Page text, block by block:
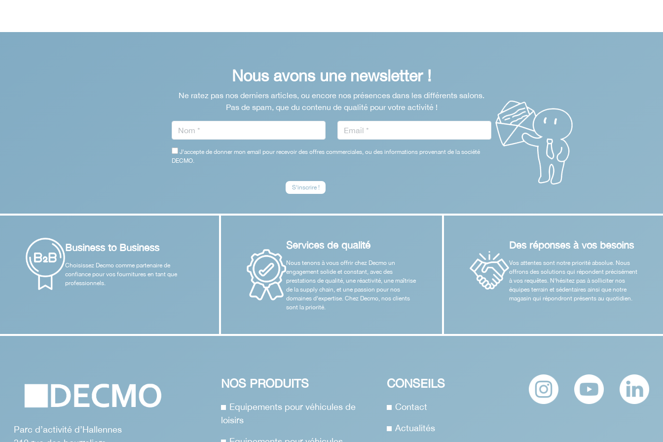
Nous avons une newsletter !
Ne ratez pas nos derniers articles, ou encore nos présences dans les différents salons.
Pas de spam, que du contenu de qualité pour votre activité !
J'accepte de donner mon email pour recevoir des offres commerciales, ou des informations provenant de la société
DECMO.
Business to Business
Choisissez Decmo comme partenaire de
confiance pour vos fournitures en tant que
professionnels.
Services de qualité
Nous tenons à vous offrir chez Decmo un
engagement solide et constant, avec des
prestations de qualité, une réactivité, une maîtrise
de la supply chain, et une passion pour nos
domaines d'expertise. Chez Decmo, nos clients
sont la priorité.
Des réponses à vos besoins
Vos attentes sont notre priorité absolue. Nous
offrons des solutions qui répondent précisément
à vos requêtes. N'hésitez pas à solliciter nos
équipes terrain et sédentaires ainsi que notre
magasin qui répondront présents au quotidien.
Parc d’activité d’Hallennes
NOS PRODUITS
Equipements pour véhicules de
loisirs
CONSEILS
Contact
Actualités